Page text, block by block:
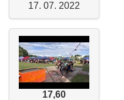
17. 07. 2022
17,60